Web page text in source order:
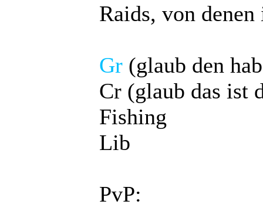
Raids, von
Gr (glaub den
Cr (glaub das ist
Fishing
Lib
PvP: